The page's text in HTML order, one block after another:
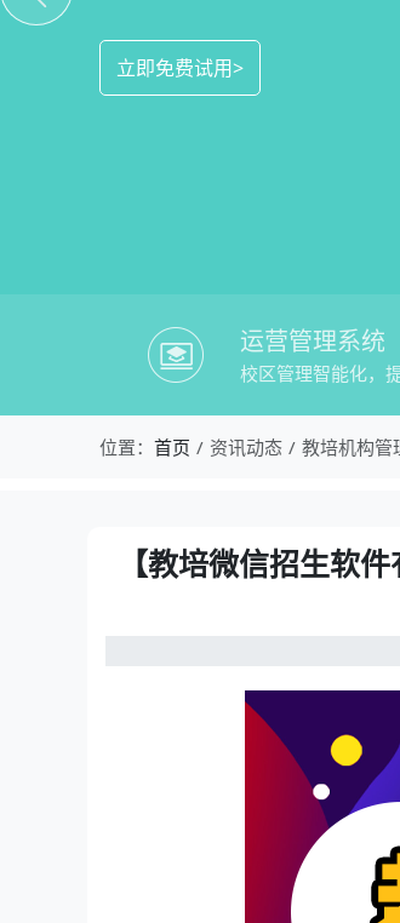
立即免费试用>
立即免费试用>
立即免费试用>
运营管理系统
校区管理智能化，
校盈易-教培机构管理系统常
位置： 首页 资讯动态 教培机构管
资讯详情：【教培微信招生
【教培微信招生软